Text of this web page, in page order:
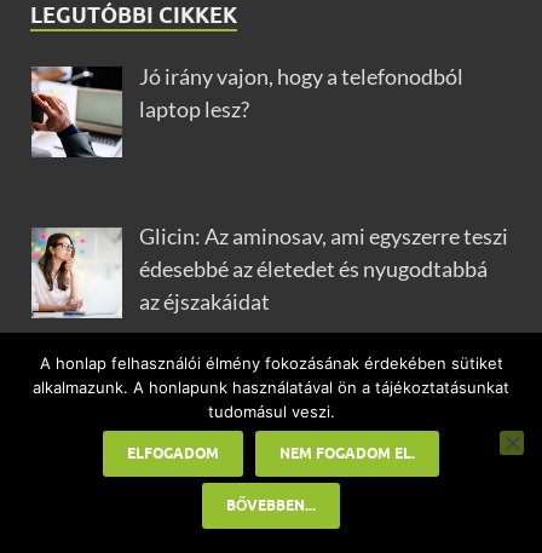
LEGUTÓBBI CIKKEK
Jó irány vajon, hogy a telefonodból
laptop lesz?
Glicin: Az aminosav, ami egyszerre teszi
édesebbé az életedet és nyugodtabbá
az éjszakáidat
Így skálázható hatékonyan egy digitális
biznisz
A honlap felhasználói élmény fokozásának érdekében sütiket
alkalmazunk. A honlapunk használatával ön a tájékoztatásunkat
tudomásul veszi.
ELFOGADOM NEM FOGADOM EL.
BŐVEBBEN...